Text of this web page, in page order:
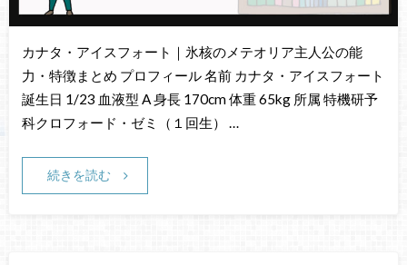
カナタ・アイスフォート｜氷核のメテオリア主人公の能
力・特徴まとめ プロフィール 名前 カナタ・アイスフォート
誕生日 1/23 血液型 A 身長 170cm 体重 65kg 所属 特機研予
科クロフォード・ゼミ（１回生） …
続きを読む